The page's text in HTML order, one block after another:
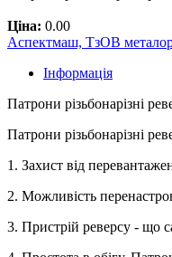
Ціна: 0.00
Аспектмаш, ТзОВ
Інформація
Патрони різьбонарізні
Патрони різьбонарізні
1. Захист від
2. Можливість
3. Пристрій реверсу - що